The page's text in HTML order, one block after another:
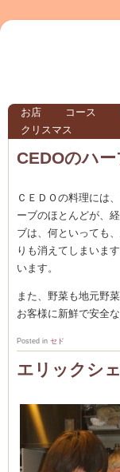
お店 コース
クリスマス
CEDOのハ
ＣＥＤＯの料理には
ーブのほとんどが、
ブは、何といっても
りも消えてしまいま
います。
また、野菜も地元野
お客様に新鮮で安全
Posted in セド
エリックシ